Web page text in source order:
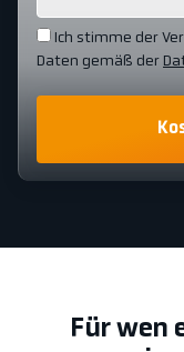
Ich stimme der
Daten gemäß der
Für wen